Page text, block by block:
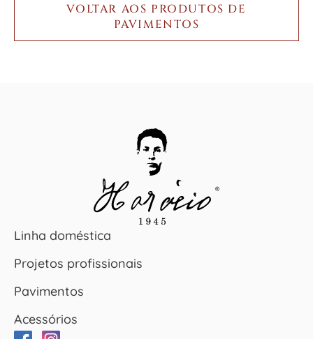
VOLTAR AOS PRODUTOS DE
PAVIMENTOS
Linha doméstica
Projetos profissionais
Pavimentos
Acessórios